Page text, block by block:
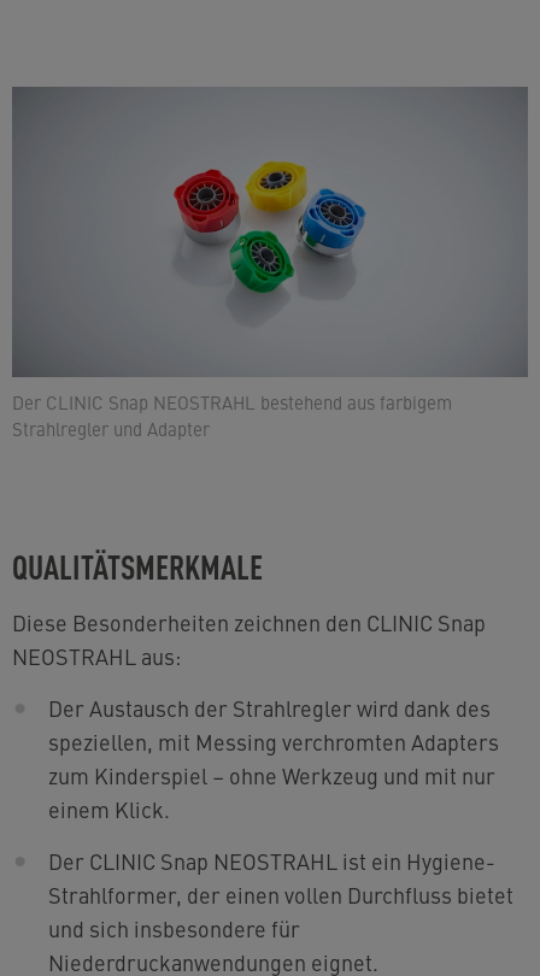
Der CLINIC Snap NEOSTRAHL bestehend aus farbigem
Strahlregler und Adapter
QUALITÄTSMERKMALE
Diese Besonderheiten zeichnen den CLINIC Snap
NEOSTRAHL aus:
Der Austausch der Strahlregler wird dank des
speziellen, mit Messing verchromten Adapters
zum Kinderspiel – ohne Werkzeug und mit nur
einem Klick.
Der CLINIC Snap NEOSTRAHL ist ein Hygiene-
Strahlformer, der einen vollen Durchfluss bietet
und sich insbesondere für
Niederdruckanwendungen eignet.